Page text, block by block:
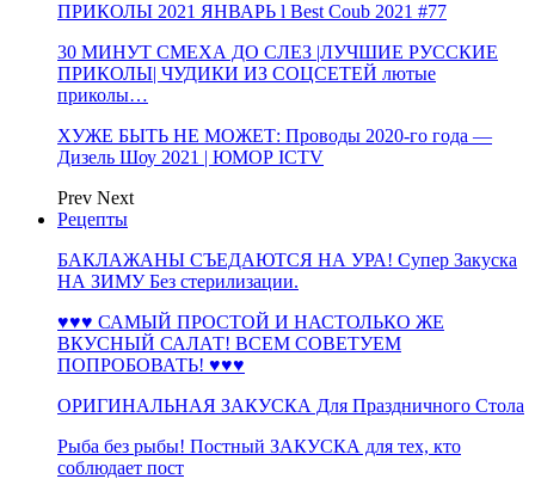
ПРИКОЛЫ 2021 ЯНВАРЬ l Best Coub 2021 #77
30 МИНУТ СМЕХА ДО СЛЕЗ |ЛУЧШИЕ РУССКИЕ
ПРИКОЛЫ| ЧУДИКИ ИЗ СОЦСЕТЕЙ лютые
приколы…
ХУЖЕ БЫТЬ НЕ МОЖЕТ: Проводы 2020-го года —
Дизель Шоу 2021 | ЮМОР ICTV
Prev Next
Рецепты
БАКЛАЖАНЫ СЪЕДАЮТСЯ НА УРА! Супер Закуска
НА ЗИМУ Без стерилизации.
♥♥♥ САМЫЙ ПРОСТОЙ И НАСТОЛЬКО ЖЕ
ВКУСНЫЙ САЛАТ! ВСЕМ СОВЕТУЕМ
ПОПРОБОВАТЬ! ♥♥♥
ОРИГИНАЛЬНАЯ ЗАКУСКА Для Праздничного Стола
Рыба без рыбы! Постный ЗАКУСКА для тех, кто
соблюдает пост